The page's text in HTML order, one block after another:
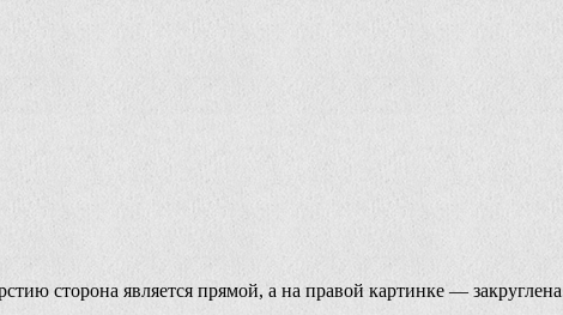
сторона является прямой, а на правой картинке —